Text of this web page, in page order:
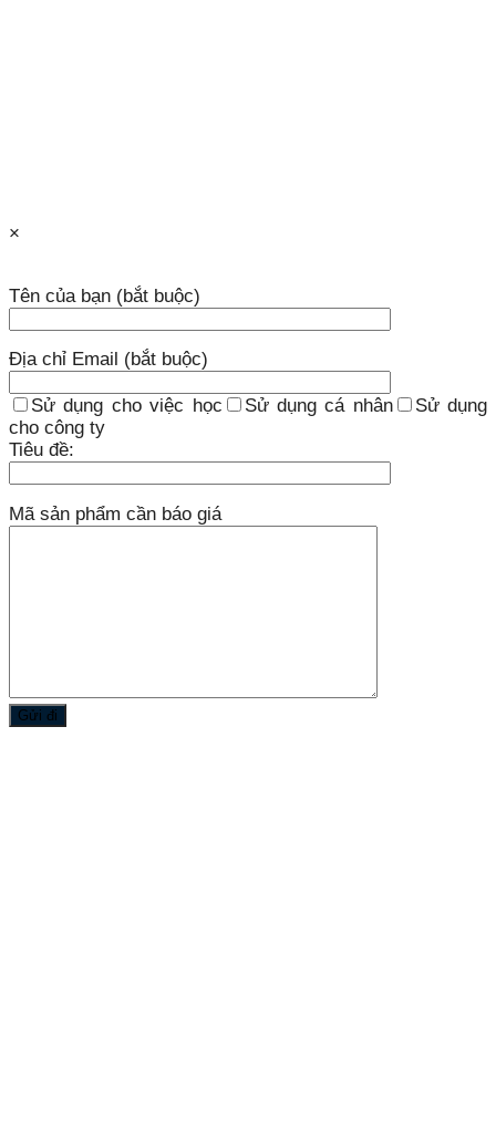
×
Tên của bạn (bắt buộc)
Địa chỉ Email (bắt buộc)
Sử dụng cho việc học Sử dụng cá nhân
Sử dụng
cho công ty
Tiêu đề:
Mã sản phẩm cần báo giá